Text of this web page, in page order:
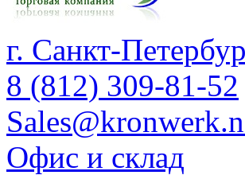
г. Санкт-
8 (812) 309-81-52
Офис и склад